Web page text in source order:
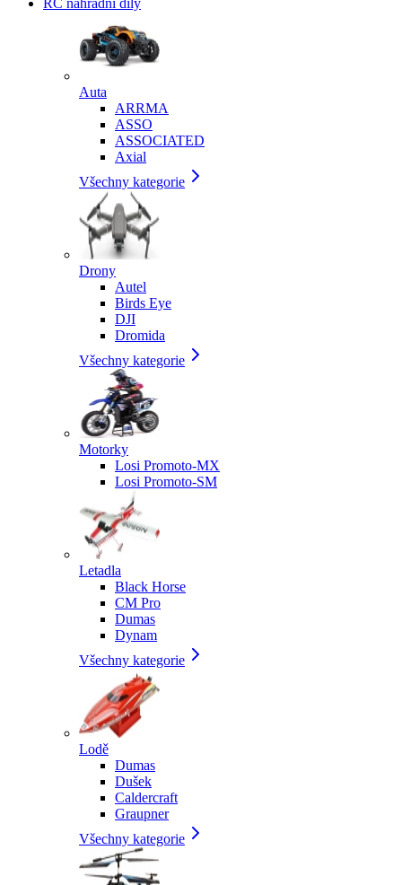
RC náhradní díly
Auta
ARRMA
ASSO
ASSOCIATED
Axial
Všechny kategorie
Drony
Autel
Birds Eye
DJI
Dromida
Všechny kategorie
Motorky
Losi Promoto-MX
Losi Promoto-SM
Letadla
Black Horse
CM Pro
Dumas
Dynam
Všechny kategorie
Lodě
Dumas
Dušek
Caldercraft
Graupner
Všechny kategorie